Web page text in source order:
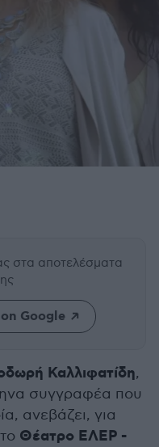
στα αποτελέσματα
Google
Καλλιφατίδη,
συγγραφέα που
ανεβάζει, για
Θέατρο ΕΛΕΡ -